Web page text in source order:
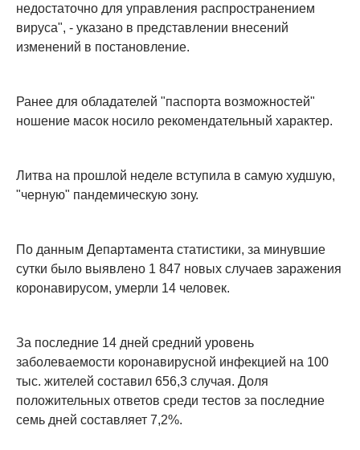
недостаточно для управления распространением
вируса", - указано в представлении внесений
изменений в постановление.
Ранее для обладателей "паспорта возможностей"
ношение масок носило рекомендательный характер.
Литва на прошлой неделе вступила в самую худшую,
"черную" пандемическую зону.
По данным Департамента статистики, за минувшие
сутки было выявлено 1 847 новых случаев заражения
коронавирусом, умерли 14 человек.
За последние 14 дней средний уровень
заболеваемости коронавирусной инфекцией на 100
тыс. жителей составил 656,3 случая. Доля
положительных ответов среди тестов за последние
семь дней составляет 7,2%.